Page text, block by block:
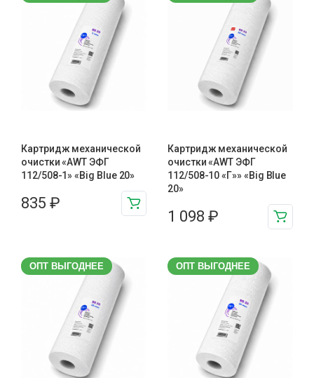
Картридж механической
очистки «AWT ЭФГ
112/508-1» «Big Blue 20»
835 ₽
Картридж механической
очистки «AWT ЭФГ
112/508-10 «Г»» «Big Blue
20»
1 098 ₽
ОПТ ВЫГОДНЕЕ ОПТ ВЫГОДНЕЕ